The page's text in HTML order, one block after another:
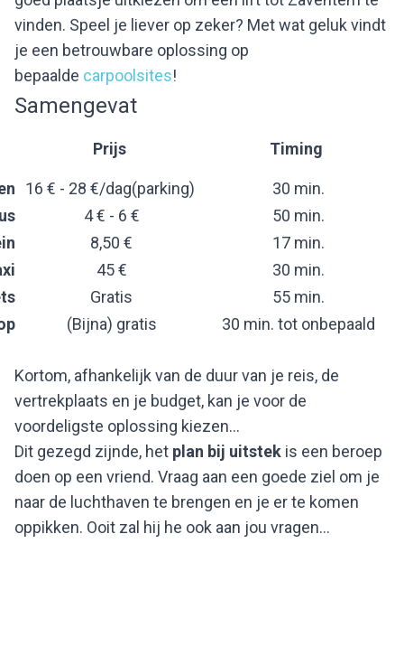
vinden. Speel je liever op zeker? Met wat geluk vindt
je een betrouwbare oplossing op
bepaalde carpoolsites!
Samengevat
Prijs Timing
16 € - 28 €/dag(parking)
30 min.
4 € - 6 €
50 min.
8,50 €
17 min.
45 €
30 min.
Gratis
55 min.
(Bijna) gratis 30 min. tot onbepaald
Kortom, afhankelijk van de duur van je reis, de
vertrekplaats en je budget, kan je voor de
voordeligste oplossing kiezen…
Dit gezegd zijnde, het plan bij uitstek is een beroep
doen op een vriend. Vraag aan een goede ziel om je
naar de luchthaven te brengen en je er te komen
oppikken. Ooit zal hij he ook aan jou vragen...